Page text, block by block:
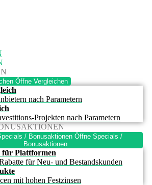
Öffne Vergleichen
nach Parametern
Projekten nach Parametern
/ Bonusaktionen Öffne Specials /
Bonusaktionen
für Plattformen
für Neu- und Bestandskunden
mit hohen Festzinsen